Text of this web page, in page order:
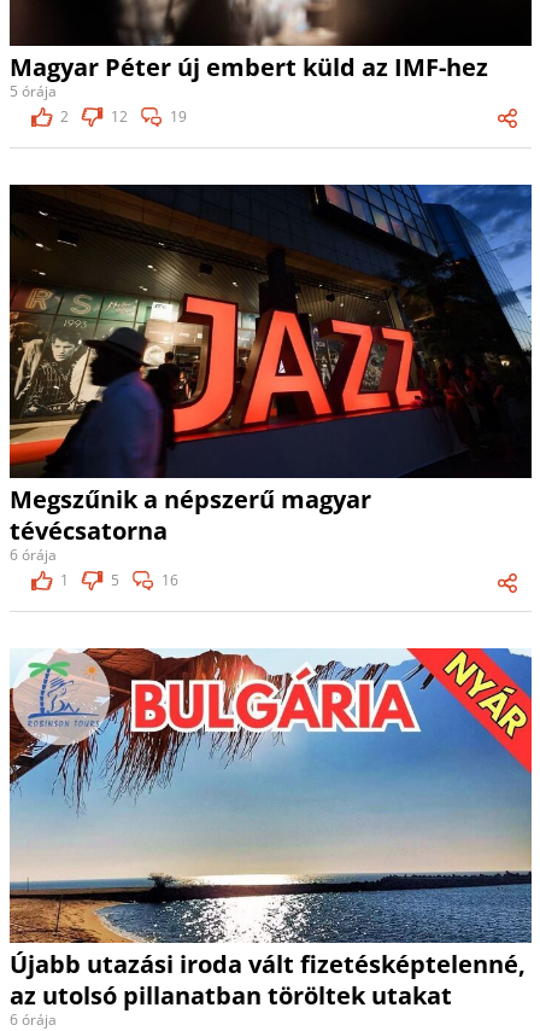
Magyar Péter új embert küld az IMF-hez
5 órája
2
12 19
Megszűnik a népszerű magyar
tévécsatorna
6 órája
1
5 16
Újabb utazási iroda vált fizetésképtelenné,
az utolsó pillanatban töröltek utakat
6 órája